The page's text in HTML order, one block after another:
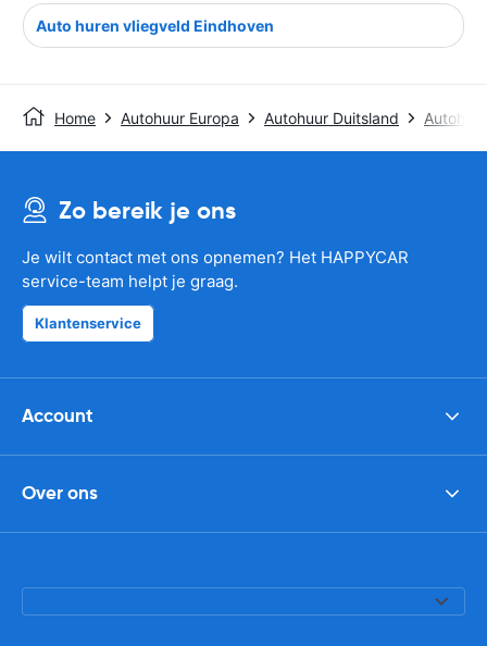
Auto huren vliegveld Eindhoven
Home Autohuur Europa Autohuur Duitsland
Zo bereik je ons
Je wilt contact met ons opnemen? Het HAPPYCAR
service-team helpt je graag.
Klantenservice
Account
Over ons